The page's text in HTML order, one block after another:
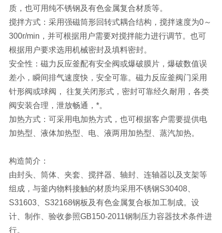
质，也可用纯不锈钢及有色金属复合材质等。
搅拌方式：采用强磁筒形回转式耦合结构，搅拌速度为0～
300r/min，并可根据用户需要对搅拌能力进行调节。也可
根据用户要求选用机械密封及填料密封。
安全性：磁力反应釜配有安全阀或爆破膜片，爆破数值误
差小，瞬间排气速度快，安全可靠。磁力反应釜阀门采用
针形阀或球阀， 往复关闭形式，密封可靠经久耐用，各类
阀安装合理，泄放畅通，*。
加热方式：可采用电加热方式，也可根据客户需要提供电
加热型、液体加热型、电、液两用加热型、蒸汽加热。
构造简介：
由封头、筒体、夹套、搅拌器、轴封、连轴器以及支架等
组成，与釜内物料接触的材质均采用不锈钢S30408、
S31603、S32168钢板及有色金属复合板加工制成。设
计、制作、验收参照GB150-2011钢制压力容器技术条件进
行。